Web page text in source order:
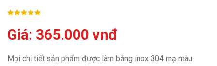
Giá: 365.000 vnđ
Mọi chi tiết sản phẩm được làm bằng inox 304 mạ màu